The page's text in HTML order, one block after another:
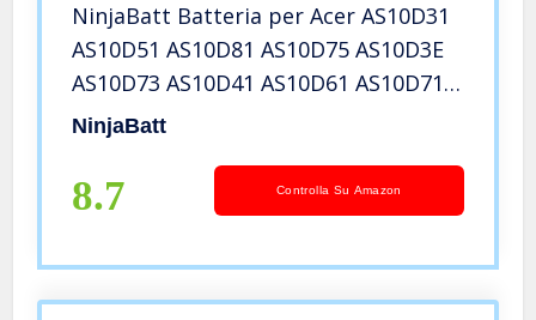
NinjaBatt Batteria per Acer AS10D31
AS10D51 AS10D81 AS10D75 AS10D3E
AS10D73 AS10D41 AS10D61 AS10D71
Aspire 5750 5552 5742 5733 5749 5551
Celles/4400 mAh/48WH]
NinjaBatt
8.7 Controlla Su Amazon